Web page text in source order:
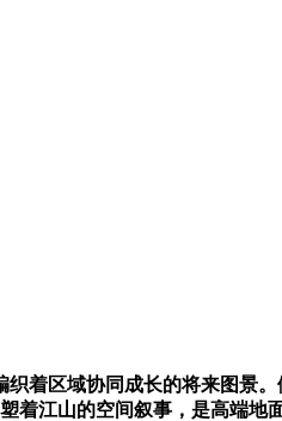
区域协同成长的将来图景
着江山的空间叙事，是高端